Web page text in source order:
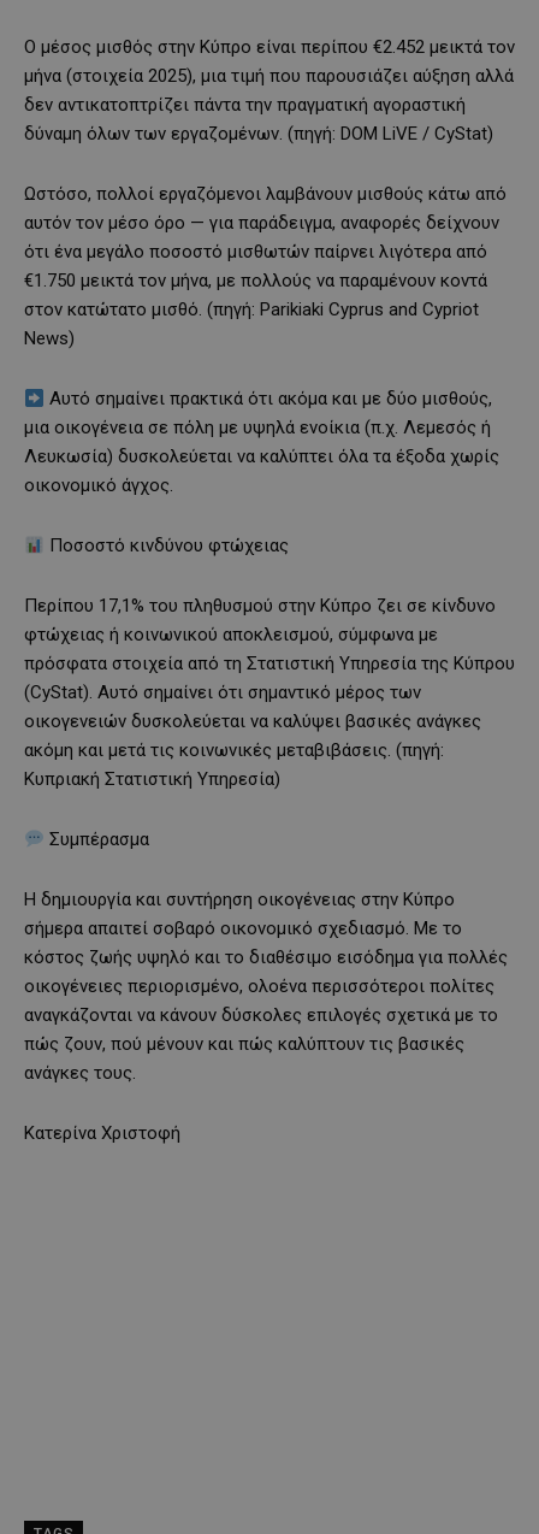
Ο μέσος μισθός στην Κύπρο είναι περίπου €2.452 μεικτά τον
μήνα (στοιχεία 2025), μια τιμή που παρουσιάζει αύξηση αλλά
δεν αντικατοπτρίζει πάντα την πραγματική αγοραστική
δύναμη όλων των εργαζομένων. (πηγή: DOM LiVE / CyStat)
Ωστόσο, πολλοί εργαζόμενοι λαμβάνουν μισθούς κάτω από
αυτόν τον μέσο όρο — για παράδειγμα, αναφορές δείχνουν
ότι ένα μεγάλο ποσοστό μισθωτών παίρνει λιγότερα από
€1.750 μεικτά τον μήνα, με πολλούς να παραμένουν κοντά
στον κατώτατο μισθό. (πηγή: Parikiaki Cyprus and Cypriot
News)
Αυτό σημαίνει πρακτικά ότι ακόμα και με δύο μισθούς,
μια οικογένεια σε πόλη με υψηλά ενοίκια (π.χ. Λεμεσός ή
Λευκωσία) δυσκολεύεται να καλύπτει όλα τα έξοδα χωρίς
οικονομικό άγχος.
Ποσοστό κινδύνου φτώχειας
Περίπου 17,1% του πληθυσμού στην Κύπρο ζει σε κίνδυνο
φτώχειας ή κοινωνικού αποκλεισμού, σύμφωνα με
πρόσφατα στοιχεία από τη Στατιστική Υπηρεσία της Κύπρου
(CyStat). Αυτό σημαίνει ότι σημαντικό μέρος των
οικογενειών δυσκολεύεται να καλύψει βασικές ανάγκες
ακόμη και μετά τις κοινωνικές μεταβιβάσεις. (πηγή:
Κυπριακή Στατιστική Υπηρεσία)
Συμπέρασμα
Η δημιουργία και συντήρηση οικογένειας στην Κύπρο
σήμερα απαιτεί σοβαρό οικονομικό σχεδιασμό. Με το
κόστος ζωής υψηλό και το διαθέσιμο εισόδημα για πολλές
οικογένειες περιορισμένο, ολοένα περισσότεροι πολίτες
αναγκάζονται να κάνουν δύσκολες επιλογές σχετικά με το
πώς ζουν, πού μένουν και πώς καλύπτουν τις βασικές
ανάγκες τους.
Κατερίνα Χριστοφή